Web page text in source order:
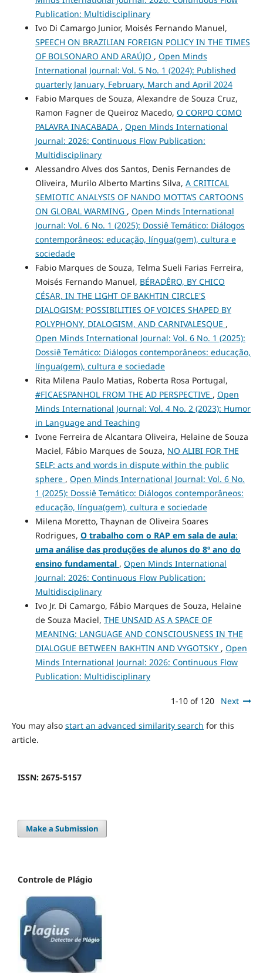
Publication: Multidisciplinary
Ivo Di Camargo Junior, Moisés Fernando Manuel,
SPEECH ON BRAZILIAN FOREIGN POLICY IN THE TIMES
OF BOLSONARO AND ARAÚJO , Open Minds
International Journal: Vol. 5 No. 1 (2024): Published
quarterly January, February, March and April 2024
Fabio Marques de Souza, Alexandre de Souza Cruz,
Ramon Fagner de Queiroz Macedo, O CORPO COMO
PALAVRA INACABADA , Open Minds International
Journal: 2026: Continuous Flow Publication:
Multidisciplinary
Alessandro Alves dos Santos, Denis Fernandes de
Oliveira, Murilo Alberto Martins Silva, A CRITICAL
SEMIOTIC ANALYSIS OF NANDO MOTTA’S CARTOONS
ON GLOBAL WARMING , Open Minds International
Journal: Vol. 6 No. 1 (2025): Dossiê Temático: Diálogos
contemporâneos: educação, língua(gem), cultura e
sociedade
Fabio Marques de Souza, Telma Sueli Farias Ferreira,
Moisés Fernando Manuel, BÉRADÊRO, BY CHICO
CÉSAR, IN THE LIGHT OF BAKHTIN CIRCLE'S
DIALOGISM: POSSIBILITIES OF VOICES SHAPED BY
POLYPHONY, DIALOGISM, AND CARNIVALESQUE ,
Open Minds International Journal: Vol. 6 No. 1 (2025):
Dossiê Temático: Diálogos contemporâneos: educação,
língua(gem), cultura e sociedade
Rita Milena Paulo Matias, Roberta Rosa Portugal,
#FICAESPANHOL FROM THE AD PERSPECTIVE , Open
Minds International Journal: Vol. 4 No. 2 (2023): Humor
in Language and Teaching
Ivone Ferreira de Alcantara Oliveira, Helaine de Souza
Maciel, Fábio Marques de Souza, NO ALIBI FOR THE
SELF: acts and words in dispute within the public
sphere , Open Minds International Journal: Vol. 6 No.
1 (2025): Dossiê Temático: Diálogos contemporâneos:
educação, língua(gem), cultura e sociedade
Milena Moretto, Thaynan de Oliveira Soares
Rodrigues, O trabalho com o RAP em sala de aula:
uma análise das produções de alunos do 8º ano do
ensino fundamental , Open Minds International
Journal: 2026: Continuous Flow Publication:
Multidisciplinary
Ivo Jr. Di Camargo, Fábio Marques de Souza, Helaine
de Souza Maciel, THE UNSAID AS A SPACE OF
MEANING: LANGUAGE AND CONSCIOUSNESS IN THE
DIALOGUE BETWEEN BAKHTIN AND VYGOTSKY , Open
Minds International Journal: 2026: Continuous Flow
Publication: Multidisciplinary
1-10 of 120 Next
You may also start an advanced similarity search for this
article.
ISSN: 2675-5157
Make a Submission
Controle de Plágio